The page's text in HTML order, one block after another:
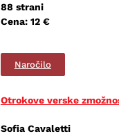
88 strani
Cena: 12 €
Naročilo
Otrokove verske
Sofia Cavaletti